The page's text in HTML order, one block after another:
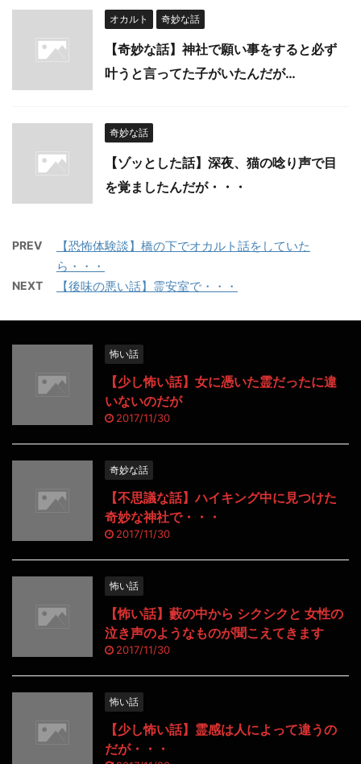
オカルト 奇妙な話
【奇妙な話】神社で願い事をすると必ず
叶うと言ってた子がいたんだが…
奇妙な話
【ゾッとした話】深夜、猫の唸り声で目
を覚ましたんだが・・・
PREV
【恐怖体験談】橋の下でオカルト話をしていた
ら・・・
NEXT 【後味の悪い話】霊安室で・・・
怖い話
【少し怖い話】女に憑いた霊だったに違
いないのだが
2017/11/30
奇妙な話
【不思議な話】ハイキング中に見つけた
奇妙な神社で・・・
2017/11/30
怖い話
【怖い話】藪の中から シクシクと 女性の
泣き声のようなものが聞こえてきます
2017/11/30
怖い話
【少し怖い話】霊感は人によって違うの
だが・・・